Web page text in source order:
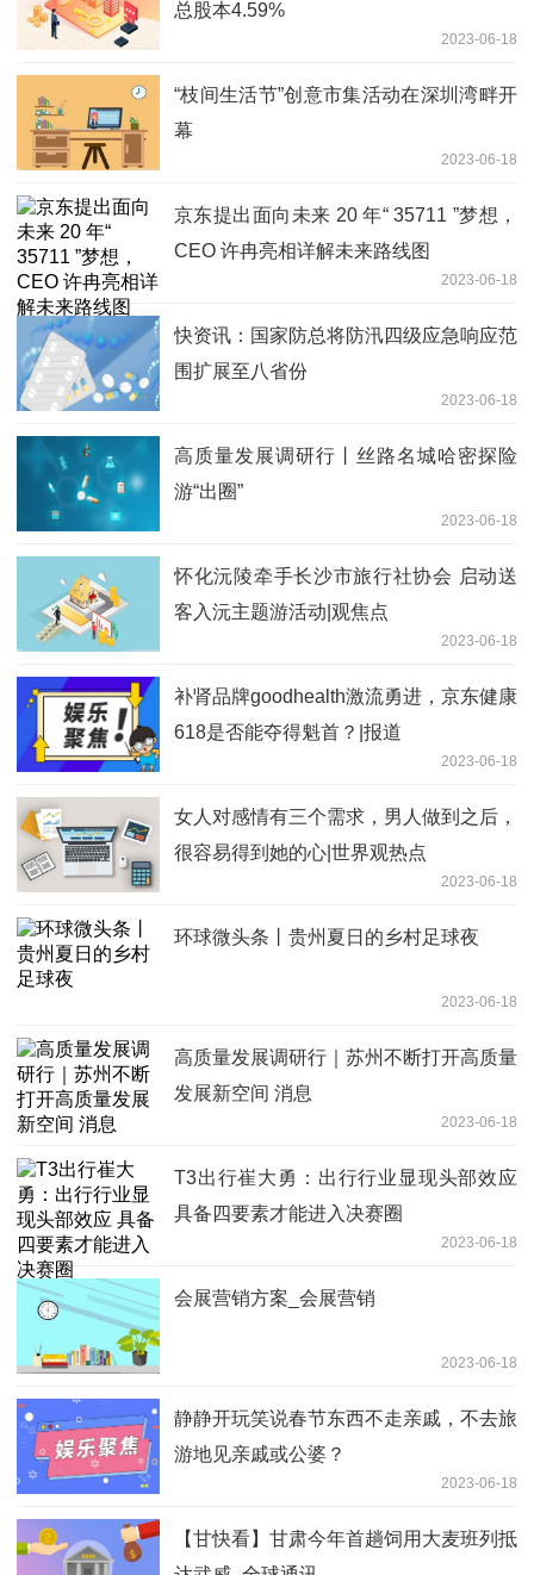
总股本4.59%
2023-06-18
“枝间生活节”创意市集活动在深圳湾畔开
幕
2023-06-18
京东提出面向未来 20 年“ 35711 ”梦想，
CEO 许冉亮相详解未来路线图
2023-06-18
快资讯：国家防总将防汛四级应急响应范
围扩展至八省份
2023-06-18
高质量发展调研行丨丝路名城哈密探险
游“出圈”
2023-06-18
怀化沅陵牵手长沙市旅行社协会 启动送
客入沅主题游活动|观焦点
2023-06-18
补肾品牌goodhealth激流勇进，京东健康
618是否能夺得魁首？|报道
2023-06-18
女人对感情有三个需求，男人做到之后，
很容易得到她的心|世界观热点
2023-06-18
环球微头条丨贵州夏日的乡村足球夜
2023-06-18
高质量发展调研行｜苏州不断打开高质量
发展新空间 消息
2023-06-18
T3出行崔大勇：出行行业显现头部效应
具备四要素才能进入决赛圈
2023-06-18
会展营销方案_会展营销
2023-06-18
静静开玩笑说春节东西不走亲戚，不去旅
游地见亲戚或公婆？
2023-06-18
【甘快看】甘肃今年首趟饲用大麦班列抵